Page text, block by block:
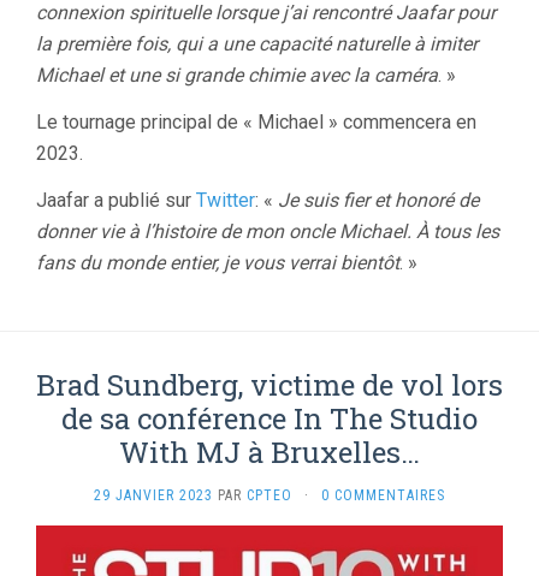
connexion spirituelle lorsque j’ai rencontré Jaafar pour
la première fois, qui a une capacité naturelle à imiter
Michael et une si grande chimie avec la caméra. »
Le tournage principal de « Michael » commencera en
2023.
Jaafar a publié sur Twitter: « Je suis fier et honoré de
donner vie à l’histoire de mon oncle Michael. À tous les
fans du monde entier, je vous verrai bientôt. »
Brad Sundberg, victime de vol lors
de sa conférence In The Studio
With MJ à Bruxelles…
29 JANVIER 2023 PAR CPTEO · 0 COMMENTAIRES